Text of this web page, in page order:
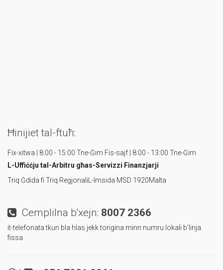
Ħinijiet tal-ftuħ:
Fix-xitwa | 8:00 - 15:00 Tne-Ġim Fis-sajf | 8:00 - 13:00 Tne-Ġim
L-Uffiċċju tal-Arbitru għas-Servizzi Finanzjarji
Triq Ġdida fi Triq Reġjonali L-Imsida MSD 1920Malta
Cemplilna b'xejn: 8007 2366
it-telefonata tkun bla hlas jekk torigina minn numru lokali b'linja
fissa